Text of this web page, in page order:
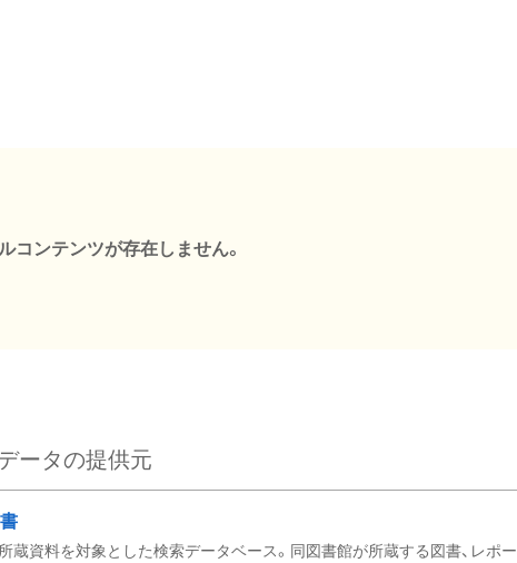
コンテンツが存在しません。
ータの提供元
蔵資料を対象とした検索データベース。同図書館が所蔵する図書、レポー